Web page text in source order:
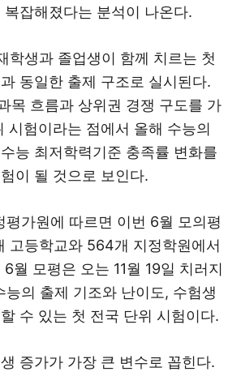
잡해졌다는 분석이 나온다.
학생과 졸업생이 함께 치르는 첫
동일한 출제 구조로 실시된다.
목 흐름과 상위권 경쟁 구도를 가
시험이라는 점에서 올해 수능의
능 최저학력기준 충족률 변화를
이 될 것으로 보인다.
평가원에 따르면 이번 6월 모의평
고등학교와 564개 지정학원에서
월 모평은 오는 11월 19일 치러지
의 출제 기조와 난이도, 수험생
수 있는 첫 전국 단위 시험이다.
증가가 가장 큰 변수로 꼽힌다.